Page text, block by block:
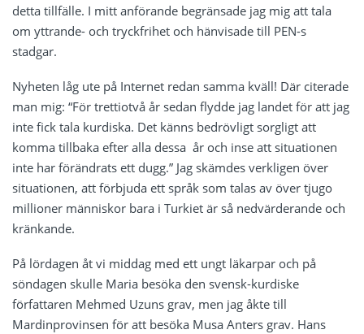
detta tillfälle. I mitt anförande begränsade jag mig att tala
om yttrande- och tryckfrihet och hänvisade till PEN-s
stadgar.
Nyheten låg ute på Internet redan samma kväll! Där citerade
man mig: “För trettiotvå år sedan flydde jag landet för att jag
inte fick tala kurdiska. Det känns bedrövligt sorgligt att
komma tillbaka efter alla dessa år och inse att situationen
inte har förändrats ett dugg.” Jag skämdes verkligen över
situationen, att förbjuda ett språk som talas av över tjugo
millioner människor bara i Turkiet är så nedvärderande och
kränkande.
På lördagen åt vi middag med ett ungt läkarpar och på
söndagen skulle Maria besöka den svensk-kurdiske
författaren Mehmed Uzuns grav, men jag åkte till
Mardinprovinsen för att besöka Musa Anters grav. Hans